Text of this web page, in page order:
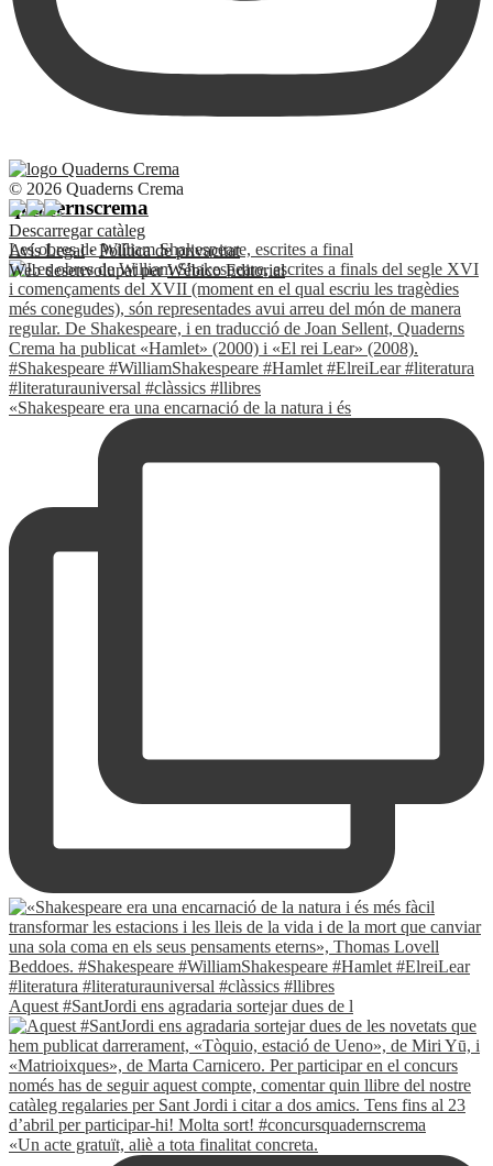
quadernscrema
Les obres de William Shakespeare, escrites a final
«Shakespeare era una encarnació de la natura i és
Aquest #SantJordi ens agradaria sortejar dues de l
«Un acte gratuït, aliè a tota finalitat concreta.
© 2026 Quaderns Crema
Descarregar catàleg
Avís Legal·Política de privacitat
Web desenvolupat perWébico Editorial